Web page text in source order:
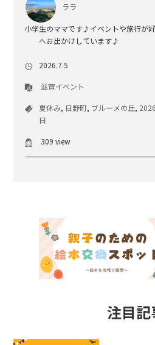
ララ
小学生のママです♪イベントや旅行が
へお出かけしています♪
2026.7.5
滋賀イベント
夏休み, 日野町, ブルーメの丘,
日
309 view
注目記